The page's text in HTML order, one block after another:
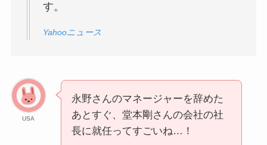
す。
Yahooニュース
USA
永野さんのマネージャーを辞めた
あとすぐ、堂本剛さんの会社の社
長に就任ってすごいね…！